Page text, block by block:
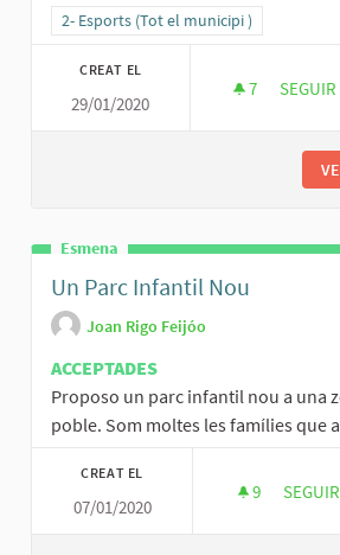
Resultats al filtrar per la categoria: 2-
2- Esports (Tot el municipi )
CREAT EL
29/01/2020
7 7
SEGUIR
Esmena
Un Parc Infantil Nou
Joan Rigo Feijóo
ACCEPTADES
Proposo un parc infantil nou a una
poble. Som moltes les famílies que
CREAT EL
07/01/2020
9 9
SEGUIR